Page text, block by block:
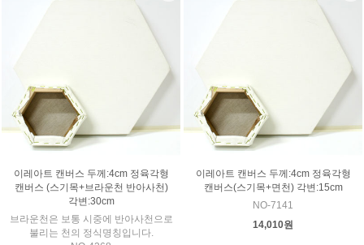
이레아트 캔버스 두께:4cm 정육각형
캔버스 (스기목+브라운천 반아사천)
각변:30cm
브라운천은 보통 시중에 반아사천으로
불리는 천의 정식명칭입니다.
이레아트 캔버스 두께:4cm 정육각형
캔버스(스기목+면천) 각변:15cm
NO-7141
14,010원